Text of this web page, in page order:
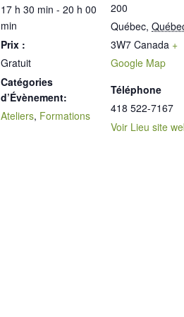
17 h 30 min - 20 h 00
min
Prix :
Gratuit
Catégories
d’Évènement:
Ateliers, Formations
200
Québec,
3W7 Canada +
Google Map
Téléphone
418 522-7167
Voir Lieu site